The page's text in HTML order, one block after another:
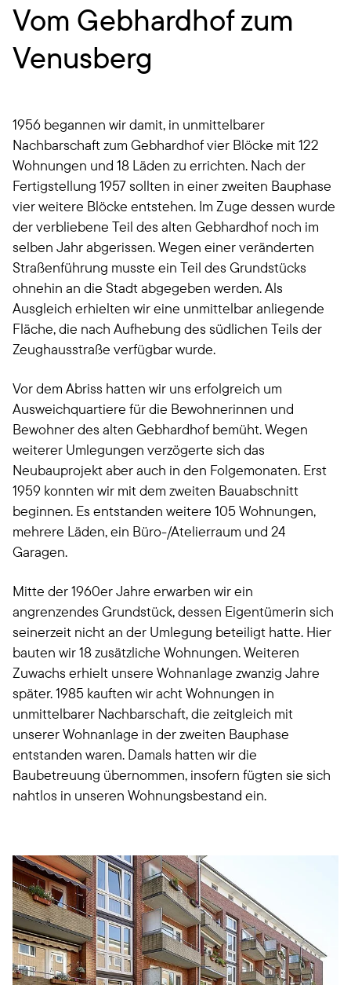
Vom Gebhardhof zum
Venusberg
1956 begannen wir damit, in unmittelbarer
Nachbarschaft zum Gebhardhof vier Blöcke mit 122
Wohnungen und 18 Läden zu errichten. Nach der
Fertigstellung 1957 sollten in einer zweiten Bauphase
vier weitere Blöcke entstehen. Im Zuge dessen wurde
der verbliebene Teil des alten Gebhardhof noch im
selben Jahr abgerissen. Wegen einer veränderten
Straßenführung musste ein Teil des Grundstücks
ohnehin an die Stadt abgegeben werden. Als
Ausgleich erhielten wir eine unmittelbar anliegende
Fläche, die nach Aufhebung des südlichen Teils der
Zeughausstraße verfügbar wurde.
Vor dem Abriss hatten wir uns erfolgreich um
Ausweichquartiere für die Bewohnerinnen und
Bewohner des alten Gebhardhof bemüht. Wegen
weiterer Umlegungen verzögerte sich das
Neubauprojekt aber auch in den Folgemonaten. Erst
1959 konnten wir mit dem zweiten Bauabschnitt
beginnen. Es entstanden weitere 105 Wohnungen,
mehrere Läden, ein Büro-/Atelierraum und 24
Garagen.
Mitte der 1960er Jahre erwarben wir ein
angrenzendes Grundstück, dessen Eigentümerin sich
seinerzeit nicht an der Umlegung beteiligt hatte. Hier
bauten wir 18 zusätzliche Wohnungen. Weiteren
Zuwachs erhielt unsere Wohnanlage zwanzig Jahre
später. 1985 kauften wir acht Wohnungen in
unmittelbarer Nachbarschaft, die zeitgleich mit
unserer Wohnanlage in der zweiten Bauphase
entstanden waren. Damals hatten wir die
Baubetreuung übernommen, insofern fügten sie sich
nahtlos in unseren Wohnungsbestand ein.